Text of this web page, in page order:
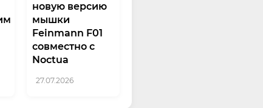
новую версию
мышки
Feinmann F01
совместно с
Noctua
27.07.2026